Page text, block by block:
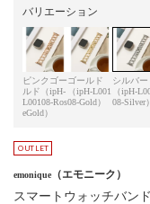
バリエーション
ピンクゴー
ルド（ipH-
L00108-Ros
eGold）
ゴールド
（ipH-L001
08-Gold）
シルバー
（ipH-
08-Silver）
emonique （エモニーク）
スマートウォッチバン